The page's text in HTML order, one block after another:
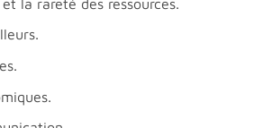
la rareté des ressources.